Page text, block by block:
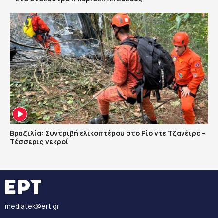
Βραζιλία: Συντριβή ελικοπτέρου στο Ρίο ντε Τζανέιρο –
Tέσσερις νεκροί
mediatek@ert.gr